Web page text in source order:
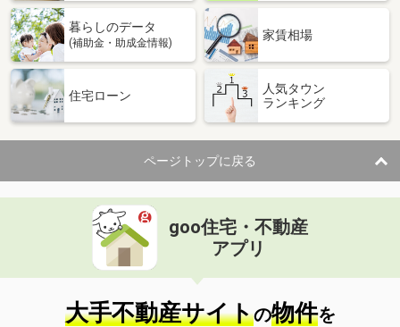
物件種別 貸事務所
使用面積
茨城県水戸市中央２丁目
住 所
茨城県水戸市中央２丁目
物件種別 貸事務所
使用面積 285.83m²
茨城県日立市弁天町１丁目
価 格
住 所
茨城県日立市弁天町１丁目
物件種別 貸店舗
使用面積
212.6m²
暮らしのデータ
(補助金・助成金情報)
家賃相場
住宅ローン
人気タウン
ランキング
ページトップに戻る
goo住宅・不動産
アプリ
大手不動産サイトの物件を